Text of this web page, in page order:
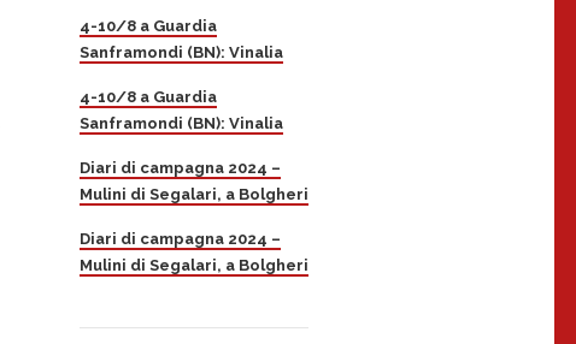
4-10/8 a Guardia
Sanframondi (BN): Vinalia
4-10/8 a Guardia
Sanframondi (BN): Vinalia
Diari di campagna 2024 –
Mulini di Segalari, a Bolgheri
Diari di campagna 2024 –
Mulini di Segalari, a Bolgheri